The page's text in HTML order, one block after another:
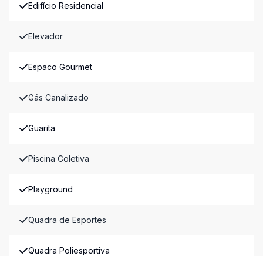
Edifício Residencial
Elevador
Espaco Gourmet
Gás Canalizado
Guarita
Piscina Coletiva
Playground
Quadra de Esportes
Quadra Poliesportiva